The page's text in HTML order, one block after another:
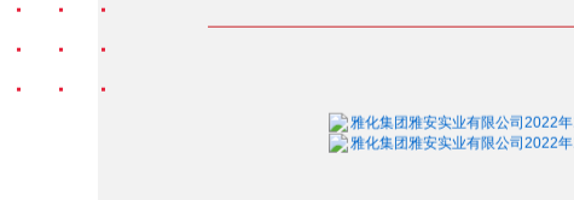
雅化集团雅安实业有限公司2022
雅化集团雅安实业有限公司2022